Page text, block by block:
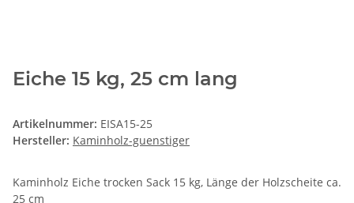
Eiche 15 kg, 25 cm lang
Artikelnummer: EISA15-25
Hersteller: Kaminholz-guenstiger
Kaminholz Eiche trocken Sack 15 kg, Länge der Holzscheite ca.
25 cm